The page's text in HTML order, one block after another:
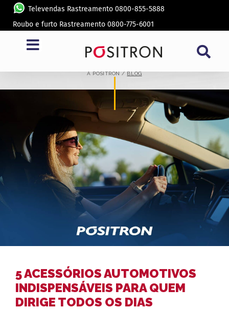
Televendas Rastreamento 0800-855-5888
Roubo e furto Rastreamento 0800-775-6001
BLOG
A PÓSITRON /BLOG
5 ACESSÓRIOS AUTOMOTIVOS
INDISPENSÁVEIS PARA QUEM
DIRIGE TODOS OS DIAS